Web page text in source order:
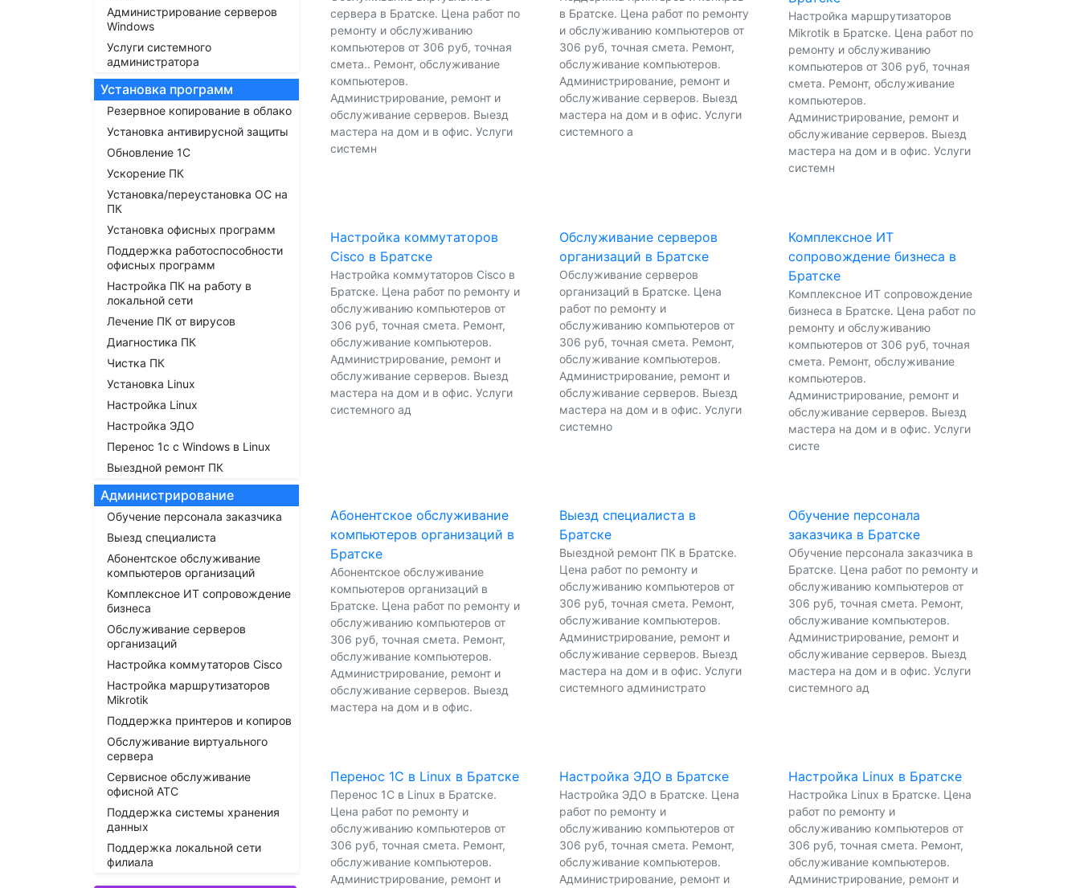
Администрирование серверов
Windows
Услуги системного
администратора
Установка программ
Резервное копирование в облако
Установка антивирусной защиты
Обновление 1С
Ускорение ПК
Установка/переустановка ОС на
ПК
Установка офисных программ
Поддержка работоспособности
офисных программ
Настройка ПК на работу в
локальной сети
Лечение ПК от вирусов
Диагностика ПК
Чистка ПК
Установка Linux
Настройка Linux
Настройка ЭДО
Перенос 1с с Windows в Linux
Выездной ремонт ПК
Администрирование
Обучение персонала заказчика
Выезд специалиста
Абонентское обслуживание
компьютеров организаций
Комплексное ИТ сопровождение
бизнеса
Обслуживание серверов
организаций
Настройка коммутаторов Cisco
Настройка маршрутизаторов
Mikrotik
Поддержка принтеров и копиров
Обслуживание виртуального
сервера
Сервисное обслуживание
офисной АТС
Поддержка системы хранения
данных
Поддержка локальной сети
филиала
сервера в Братске. Цена работ по
ремонту и обслуживанию
компьютеров от 306 руб, точная
смета.. Ремонт, обслуживание
компьютеров.
Администрирование, ремонт и
обслуживание серверов. Выезд
мастера на дом и в офис. Услуги
системн
в Братске. Цена работ по ремонту
и обслуживанию компьютеров от
306 руб, точная смета. Ремонт,
обслуживание компьютеров.
Администрирование, ремонт и
обслуживание серверов. Выезд
мастера на дом и в офис. Услуги
системного а
Настройка маршрутизаторов
Mikrotik в Братске. Цена работ по
ремонту и обслуживанию
компьютеров от 306 руб, точная
смета. Ремонт, обслуживание
компьютеров.
Администрирование, ремонт и
обслуживание серверов. Выезд
мастера на дом и в офис. Услуги
системн
Настройка коммутаторов
Cisco в Братске
Настройка коммутаторов Cisco в
Братске. Цена работ по ремонту и
обслуживанию компьютеров от
306 руб, точная смета. Ремонт,
обслуживание компьютеров.
Администрирование, ремонт и
обслуживание серверов. Выезд
мастера на дом и в офис. Услуги
системного ад
Обслуживание серверов
организаций в Братске
Обслуживание серверов
организаций в Братске. Цена
работ по ремонту и
обслуживанию компьютеров от
306 руб, точная смета. Ремонт,
обслуживание компьютеров.
Администрирование, ремонт и
обслуживание серверов. Выезд
мастера на дом и в офис. Услуги
системно
Комплексное ИТ
сопровождение бизнеса в
Братске
Комплексное ИТ сопровождение
бизнеса в Братске. Цена работ по
ремонту и обслуживанию
компьютеров от 306 руб, точная
смета. Ремонт, обслуживание
компьютеров.
Администрирование, ремонт и
обслуживание серверов. Выезд
мастера на дом и в офис. Услуги
систе
Абонентское обслуживание
компьютеров организаций в
Братске
Абонентское обслуживание
компьютеров организаций в
Братске. Цена работ по ремонту и
обслуживанию компьютеров от
306 руб, точная смета. Ремонт,
обслуживание компьютеров.
Администрирование, ремонт и
обслуживание серверов. Выезд
мастера на дом и в офис.
Выезд специалиста в
Братске
Выездной ремонт ПК в Братске.
Цена работ по ремонту и
обслуживанию компьютеров от
306 руб, точная смета. Ремонт,
обслуживание компьютеров.
Администрирование, ремонт и
обслуживание серверов. Выезд
мастера на дом и в офис. Услуги
системного администрато
Обучение персонала
заказчика в Братске
Обучение персонала заказчика в
Братске. Цена работ по ремонту и
обслуживанию компьютеров от
306 руб, точная смета. Ремонт,
обслуживание компьютеров.
Администрирование, ремонт и
обслуживание серверов. Выезд
мастера на дом и в офис. Услуги
системного ад
Перенос 1С в Linux в Братске
Перенос 1С в Linux в Братске.
Цена работ по ремонту и
обслуживанию компьютеров от
306 руб, точная смета. Ремонт,
обслуживание компьютеров.
Администрирование, ремонт и
Настройка ЭДО в Братске
Настройка ЭДО в Братске. Цена
работ по ремонту и
обслуживанию компьютеров от
306 руб, точная смета. Ремонт,
обслуживание компьютеров.
Администрирование, ремонт и
Настройка Linux в Братске
Настройка Linux в Братске. Цена
работ по ремонту и
обслуживанию компьютеров от
306 руб, точная смета. Ремонт,
обслуживание компьютеров.
Администрирование, ремонт и